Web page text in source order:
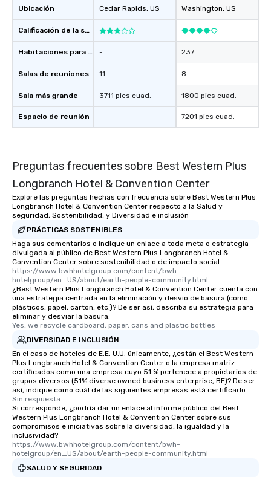
Ubicación
Calificación de la sede
Habitaciones para huéspedes
Salas de reuniones
Sala más grande
Espacio de reunión
Cedar Rapids, US
-
11
3711 pies cuad.
-
Washington, US
237
8
1800 pies cuad.
7201 pies cuad.
Preguntas frecuentes sobre Best Western Plus
Longbranch Hotel & Convention Center
Explore las preguntas hechas con frecuencia sobre Best Western Plus
Longbranch Hotel & Convention Center respecto a la Salud y
seguridad, Sostenibilidad, y Diversidad e inclusión
PRÁCTICAS SOSTENIBLES
Haga sus comentarios o indique un enlace a toda meta o estrategia
divulgada al público de Best Western Plus Longbranch Hotel &
Convention Center sobre sostenibilidad o de impacto social.
https://www.bwhhotelgroup.com/content/bwh-
hotelgroup/en_US/about/earth-people-community.html
¿Best Western Plus Longbranch Hotel & Convention Center cuenta con
una estrategia centrada en la eliminación y desvío de basura (como
plásticos, papel, cartón, etc.)? De ser así, describa su estrategia para
eliminar y desviar la basura.
Yes, we recycle cardboard, paper, cans and plastic bottles
DIVERSIDAD E INCLUSIÓN
En el caso de hoteles de E.E. U.U. únicamente, ¿están el Best Western
Plus Longbranch Hotel & Convention Center o la empresa matriz
certificados como una empresa cuyo 51 % pertenece a propietarios de
grupos diversos (51% diverse owned business enterprise, BE)? De ser
así, indique como cuál de las siguientes empresas está certificado.
Sin respuesta.
Si corresponde, ¿podría dar un enlace al informe público del Best
Western Plus Longbranch Hotel & Convention Center sobre sus
compromisos e iniciativas sobre la diversidad, la igualdad y la
inclusividad?
https://www.bwhhotelgroup.com/content/bwh-
hotelgroup/en_US/about/earth-people-community.html
SALUD Y SEGURIDAD